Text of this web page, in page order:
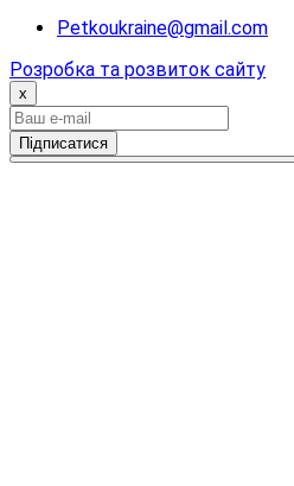
Petkoukraine@gmail.com
Розробка та розвиток сайту
x